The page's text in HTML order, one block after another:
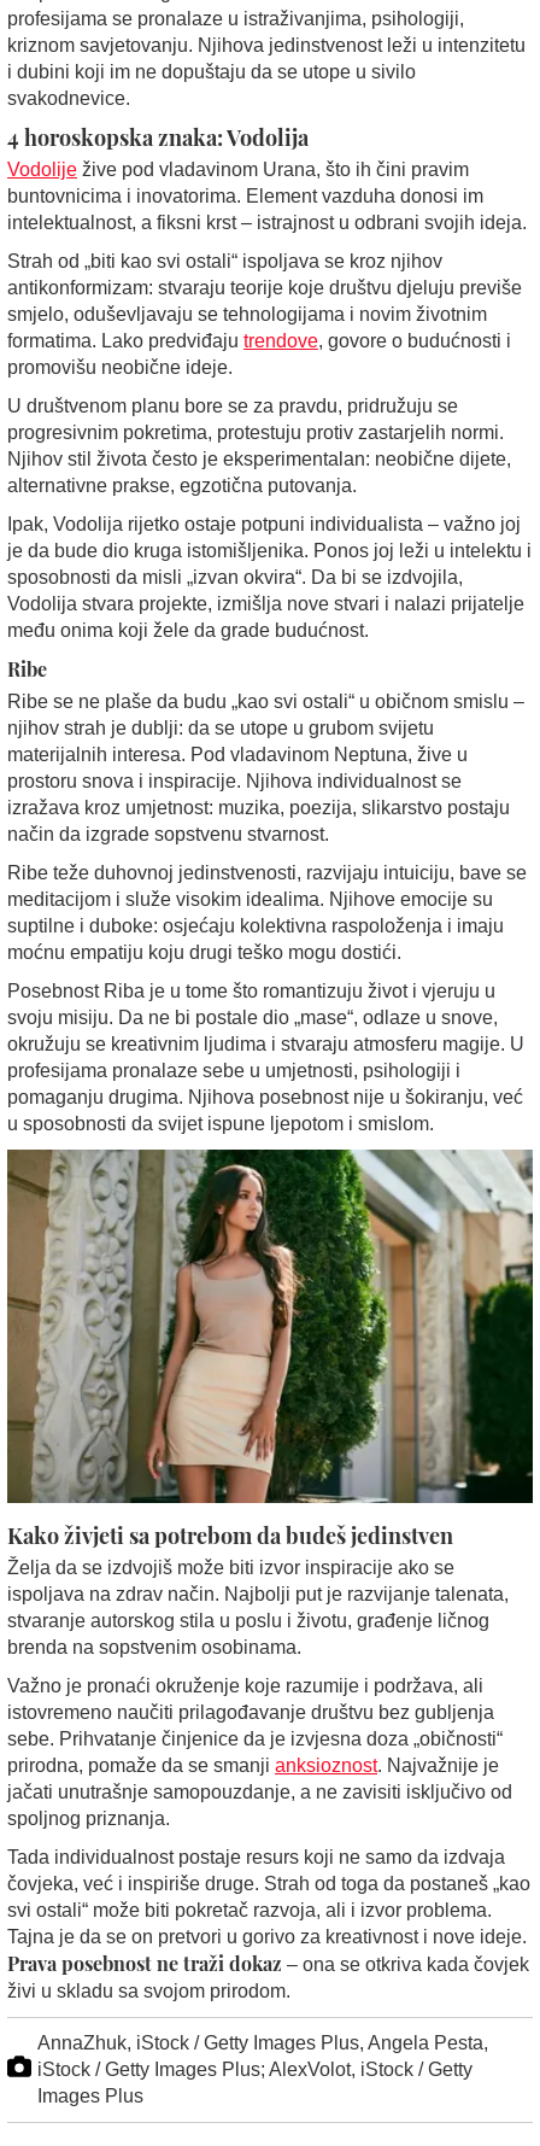
profesijama se pronalaze u istraživanjima, psihologiji,
kriznom savjetovanju. Njihova jedinstvenost leži u intenzitetu
i dubini koji im ne dopuštaju da se utope u sivilo
svakodnevice.
4 horoskopska znaka: Vodolija
Vodolije žive pod vladavinom Urana, što ih čini pravim
buntovnicima i inovatorima. Element vazduha donosi im
intelektualnost, a fiksni krst – istrajnost u odbrani svojih ideja.
Strah od „biti kao svi ostali“ ispoljava se kroz njihov
antikonformizam: stvaraju teorije koje društvu djeluju previše
smjelo, oduševljavaju se tehnologijama i novim životnim
formatima. Lako predviđaju trendove, govore o budućnosti i
promovišu neobične ideje.
U društvenom planu bore se za pravdu, pridružuju se
progresivnim pokretima, protestuju protiv zastarjelih normi.
Njihov stil života često je eksperimentalan: neobične dijete,
alternativne prakse, egzotična putovanja.
Ipak, Vodolija rijetko ostaje potpuni individualista – važno joj
je da bude dio kruga istomišljenika. Ponos joj leži u intelektu i
sposobnosti da misli „izvan okvira“. Da bi se izdvojila,
Vodolija stvara projekte, izmišlja nove stvari i nalazi prijatelje
među onima koji žele da grade budućnost.
Ribe
Ribe se ne plaše da budu „kao svi ostali“ u običnom smislu –
njihov strah je dublji: da se utope u grubom svijetu
materijalnih interesa. Pod vladavinom Neptuna, žive u
prostoru snova i inspiracije. Njihova individualnost se
izražava kroz umjetnost: muzika, poezija, slikarstvo postaju
način da izgrade sopstvenu stvarnost.
Ribe teže duhovnoj jedinstvenosti, razvijaju intuiciju, bave se
meditacijom i služe visokim idealima. Njihove emocije su
suptilne i duboke: osjećaju kolektivna raspoloženja i imaju
moćnu empatiju koju drugi teško mogu dostići.
Posebnost Riba je u tome što romantizuju život i vjeruju u
svoju misiju. Da ne bi postale dio „mase“, odlaze u snove,
okružuju se kreativnim ljudima i stvaraju atmosferu magije. U
profesijama pronalaze sebe u umjetnosti, psihologiji i
pomaganju drugima. Njihova posebnost nije u šokiranju, već
u sposobnosti da svijet ispune ljepotom i smislom.
Kako živjeti sa potrebom da budeš jedinstven
Želja da se izdvojiš može biti izvor inspiracije ako se
ispoljava na zdrav način. Najbolji put je razvijanje talenata,
stvaranje autorskog stila u poslu i životu, građenje ličnog
brenda na sopstvenim osobinama.
Važno je pronaći okruženje koje razumije i podržava, ali
istovremeno naučiti prilagođavanje društvu bez gubljenja
sebe. Prihvatanje činjenice da je izvjesna doza „običnosti“
prirodna, pomaže da se smanji anksioznost. Najvažnije je
jačati unutrašnje samopouzdanje, a ne zavisiti isključivo od
spoljnog priznanja.
Tada individualnost postaje resurs koji ne samo da izdvaja
čovjeka, već i inspiriše druge. Strah od toga da postaneš „kao
svi ostali“ može biti pokretač razvoja, ali i izvor problema.
Tajna je da se on pretvori u gorivo za kreativnost i nove ideje.
Prava posebnost ne traži dokaz – ona se otkriva kada čovjek
živi u skladu sa svojom prirodom.
AnnaZhuk, iStock / Getty Images Plus, Angela Pesta,
iStock / Getty Images Plus; AlexVolot, iStock / Getty
Images Plus